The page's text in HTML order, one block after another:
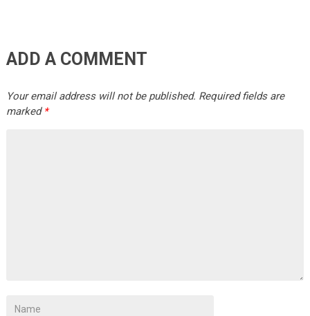
ADD A COMMENT
Your email address will not be published. Required fields are
marked *